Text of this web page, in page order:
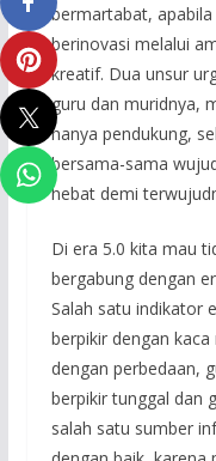
bermartabat,
berinovasi melalui
kreatif. Dua unsur
guru dan muridnya,
hanya pendukung,
bersama-sama
hebat demi
Di era 5.0 kita mau
bergabung dengan
Salah satu indikator
berpikir dengan
dengan perbedaan,
berpikir tunggal dan
salah satu sumber